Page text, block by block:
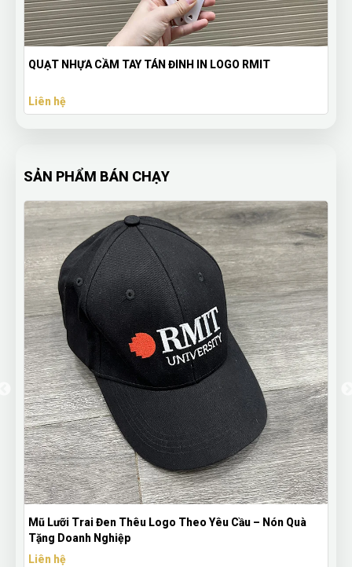
QUẠT NHỰA CẦM TAY TÁN ĐINH IN LOGO RMIT
Liên hệ
SẢN PHẨM BÁN CHẠY
Mũ Lưỡi Trai Đen Thêu Logo Theo Yêu Cầu – Nón Quà
Tặng Doanh Nghiệp
Liên hệ